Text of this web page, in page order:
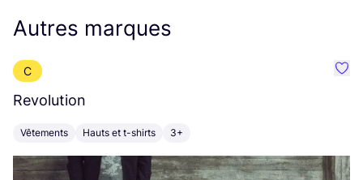
Autres marques
C
Revolution
Vêtements Hauts et t-shirts 3+